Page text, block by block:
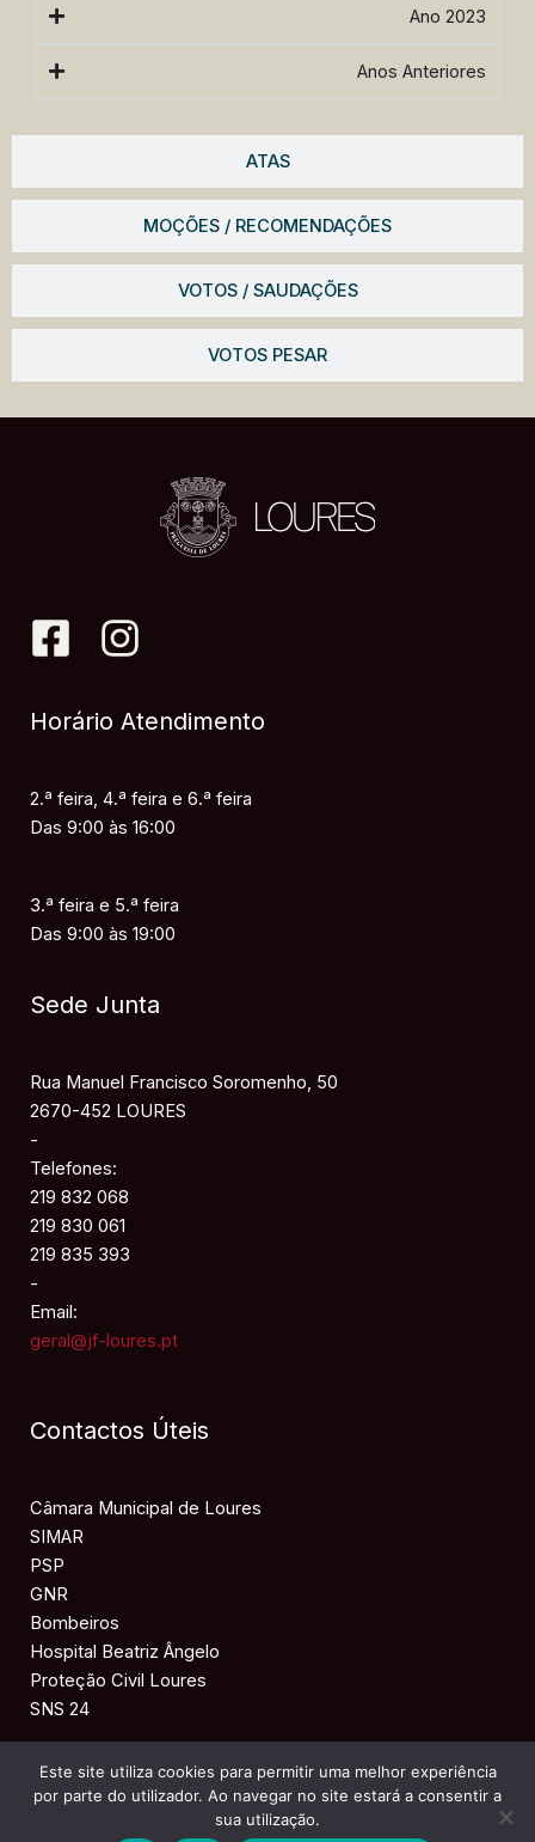
ATAS
MOÇÕES / RECOMENDAÇÕES
VOTOS / SAUDAÇÕES
VOTOS PESAR
Ano 2023
Anos Anteriores
Horário Atendimento
2.ª feira, 4.ª feira e 6.ª feira
Das 9:00 às 16:00
3.ª feira e 5.ª feira
Das 9:00 às 19:00
Sede Junta
Rua Manuel Francisco Soromenho, 50
2670-452 LOURES
-
Telefones:
219 832 068
219 830 061
219 835 393
-
Email:
geral@jf-loures.pt
Contactos Úteis
Câmara Municipal de Loures
SIMAR
PSP
GNR
Bombeiros
Hospital Beatriz Ângelo
Proteção Civil Loures
SNS 24
Copyright © 2026 JF LOURES
Este site utiliza cookies para permitir uma melhor experiência
por parte do utilizador. Ao navegar no site estará a consentir a
sua utilização.